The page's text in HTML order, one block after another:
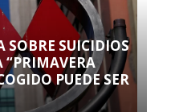
SOBRE SUICIDIOS
“PRIMAVERA
PUEDE SER